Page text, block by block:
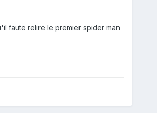
faute relire le premier spider man